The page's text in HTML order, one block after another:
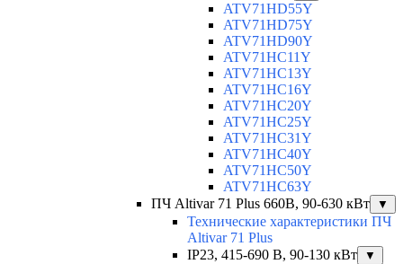
ATV71HD55Y
ATV71HD75Y
ATV71HD90Y
ATV71HC11Y
ATV71HC13Y
ATV71HC16Y
ATV71HC20Y
ATV71HC25Y
ATV71HC31Y
ATV71HC40Y
ATV71HC50Y
ATV71HC63Y
ПЧ Altivar 71 Plus 660В, 90-630 кВт
▼
Технические характеристики ПЧ
Altivar 71 Plus
IP23, 415-690 B, 90-130 кВт
▼